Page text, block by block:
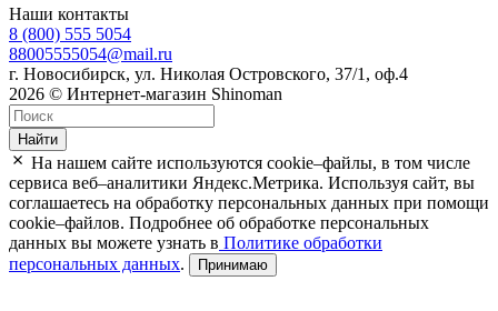
Наши контакты
8 (800) 555 5054
88005555054@mail.ru
г. Новосибирск, ул. Николая Островского, 37/1, оф.4
2026 © Интернет-магазин Shinoman
Найти
На нашем сайте используются cookie–файлы, в том числе
сервиса веб–аналитики Яндекс.Метрика. Используя сайт, вы
соглашаетесь на обработку персональных данных при помощи
cookie–файлов. Подробнее об обработке персональных
данных вы можете узнать в Политике обработки
персональных данных. Принимаю